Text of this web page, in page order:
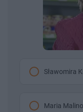
Sławomira
Maria